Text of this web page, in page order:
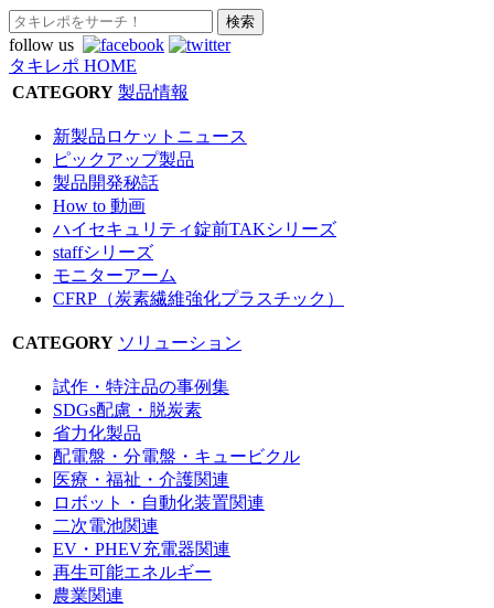
follow us
タキレポ HOME
CATEGORY 製品情報
新製品ロケットニュース
ピックアップ製品
製品開発秘話
How to 動画
ハイセキュリティ錠前TAKシリーズ
staffシリーズ
モニターアーム
CFRP（炭素繊維強化プラスチック）
CATEGORY ソリューション
試作・特注品の事例集
SDGs配慮・脱炭素
省力化製品
配電盤・分電盤・キュービクル
医療・福祉・介護関連
ロボット・自動化装置関連
二次電池関連
EV・PHEV充電器関連
再生可能エネルギー
農業関連